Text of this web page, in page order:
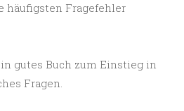
häufigsten Fragefehler
gutes Buch zum Einstieg in
Fragen.